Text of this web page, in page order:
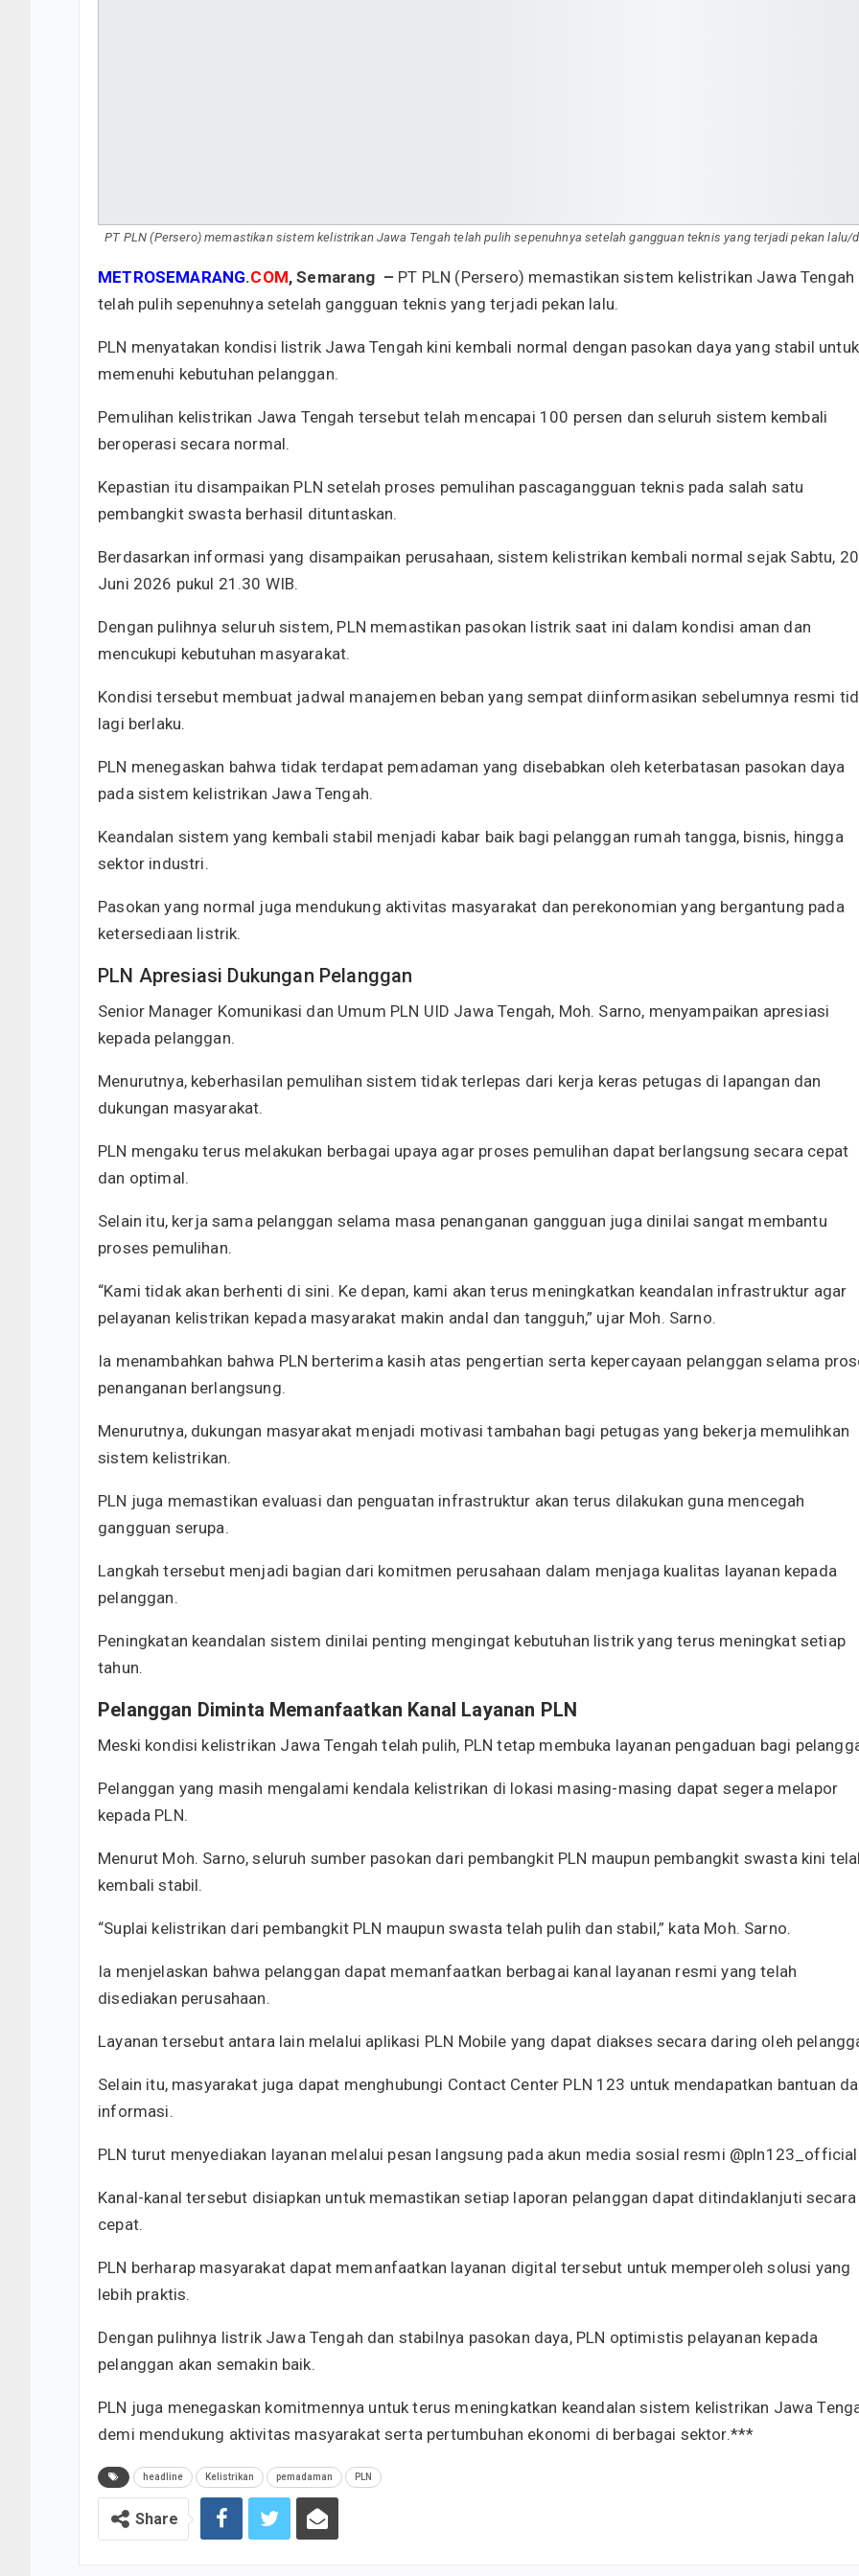
PT PLN (Persero) memastikan sistem kelistrikan Jawa Tengah telah pulih sepenuhnya setelah gangguan teknis yang terjadi pekan lalu/
METROSEMARANG.COM, Semarang – PT PLN (Persero) memastikan sistem kelistrikan Jawa Tengah
telah pulih sepenuhnya setelah gangguan teknis yang terjadi pekan lalu.
PLN menyatakan kondisi listrik Jawa Tengah kini kembali normal dengan pasokan daya yang stabil untuk
memenuhi kebutuhan pelanggan.
Pemulihan kelistrikan Jawa Tengah tersebut telah mencapai 100 persen dan seluruh sistem kembali
beroperasi secara normal.
Kepastian itu disampaikan PLN setelah proses pemulihan pascagangguan teknis pada salah satu
pembangkit swasta berhasil dituntaskan.
Berdasarkan informasi yang disampaikan perusahaan, sistem kelistrikan kembali normal sejak Sabtu, 20
Juni 2026 pukul 21.30 WIB.
Dengan pulihnya seluruh sistem, PLN memastikan pasokan listrik saat ini dalam kondisi aman dan
mencukupi kebutuhan masyarakat.
Kondisi tersebut membuat jadwal manajemen beban yang sempat diinformasikan sebelumnya resmi
lagi berlaku.
PLN menegaskan bahwa tidak terdapat pemadaman yang disebabkan oleh keterbatasan pasokan daya
pada sistem kelistrikan Jawa Tengah.
Keandalan sistem yang kembali stabil menjadi kabar baik bagi pelanggan rumah tangga, bisnis, hingga
sektor industri.
Pasokan yang normal juga mendukung aktivitas masyarakat dan perekonomian yang bergantung pada
ketersediaan listrik.
PLN Apresiasi Dukungan Pelanggan
Senior Manager Komunikasi dan Umum PLN UID Jawa Tengah, Moh. Sarno, menyampaikan apresiasi
kepada pelanggan.
Menurutnya, keberhasilan pemulihan sistem tidak terlepas dari kerja keras petugas di lapangan dan
dukungan masyarakat.
PLN mengaku terus melakukan berbagai upaya agar proses pemulihan dapat berlangsung secara cepat
dan optimal.
Selain itu, kerja sama pelanggan selama masa penanganan gangguan juga dinilai sangat membantu
proses pemulihan.
“Kami tidak akan berhenti di sini. Ke depan, kami akan terus meningkatkan keandalan infrastruktur agar
pelayanan kelistrikan kepada masyarakat makin andal dan tangguh,” ujar Moh. Sarno.
Ia menambahkan bahwa PLN berterima kasih atas pengertian serta kepercayaan pelanggan selama
penanganan berlangsung.
Menurutnya, dukungan masyarakat menjadi motivasi tambahan bagi petugas yang bekerja memulihkan
sistem kelistrikan.
PLN juga memastikan evaluasi dan penguatan infrastruktur akan terus dilakukan guna mencegah
gangguan serupa.
Langkah tersebut menjadi bagian dari komitmen perusahaan dalam menjaga kualitas layanan kepada
pelanggan.
Peningkatan keandalan sistem dinilai penting mengingat kebutuhan listrik yang terus meningkat setiap
tahun.
Pelanggan Diminta Memanfaatkan Kanal Layanan PLN
Meski kondisi kelistrikan Jawa Tengah telah pulih, PLN tetap membuka layanan pengaduan bagi
Pelanggan yang masih mengalami kendala kelistrikan di lokasi masing-masing dapat segera melapor
kepada PLN.
Menurut Moh. Sarno, seluruh sumber pasokan dari pembangkit PLN maupun pembangkit swasta kini
kembali stabil.
“Suplai kelistrikan dari pembangkit PLN maupun swasta telah pulih dan stabil,” kata Moh. Sarno.
Ia menjelaskan bahwa pelanggan dapat memanfaatkan berbagai kanal layanan resmi yang telah
disediakan perusahaan.
Layanan tersebut antara lain melalui aplikasi PLN Mobile yang dapat diakses secara daring oleh
Selain itu, masyarakat juga dapat menghubungi Contact Center PLN 123 untuk mendapatkan bantuan
informasi.
PLN turut menyediakan layanan melalui pesan langsung pada akun media sosial resmi
Kanal-kanal tersebut disiapkan untuk memastikan setiap laporan pelanggan dapat ditindaklanjuti secara
cepat.
PLN berharap masyarakat dapat memanfaatkan layanan digital tersebut untuk memperoleh solusi yang
lebih praktis.
Dengan pulihnya listrik Jawa Tengah dan stabilnya pasokan daya, PLN optimistis pelayanan kepada
pelanggan akan semakin baik.
PLN juga menegaskan komitmennya untuk terus meningkatkan keandalan sistem kelistrikan Jawa
demi mendukung aktivitas masyarakat serta pertumbuhan ekonomi di berbagai sektor.***
headline Kelistrikan pemadaman PLN
Share